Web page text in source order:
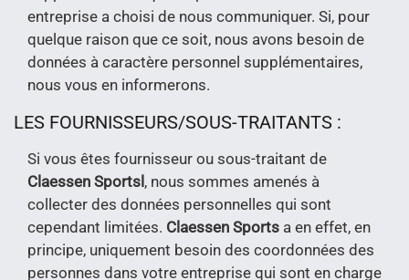
entreprise a choisi de nous communiquer. Si, pour
quelque raison que ce soit, nous avons besoin de
données à caractère personnel supplémentaires,
nous vous en informerons.
LES FOURNISSEURS/SOUS-TRAITANTS :
Si vous êtes fournisseur ou sous-traitant de
Claessen Sports , nous sommes amenés à
collecter des données personnelles qui sont
cependant limitées. Claessen Sports a en effet, en
principe, uniquement besoin des coordonnées des
personnes dans votre entreprise qui sont en charge